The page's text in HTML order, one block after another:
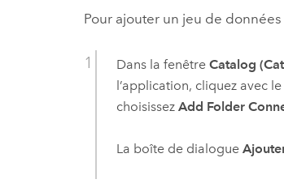
Pour ajouter un jeu de
Dans la fenêtreCatalog
l’application, cliquez avec
choisissezAdd Folder
La boîte de dialogue